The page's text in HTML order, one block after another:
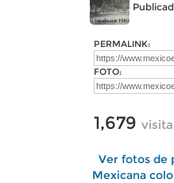
PERMALINK:
FOTO:
1,679
Ver fotos de
Mexicana